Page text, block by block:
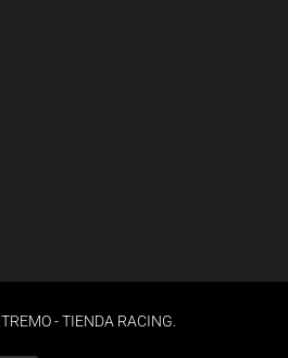
- TIENDA RACING.